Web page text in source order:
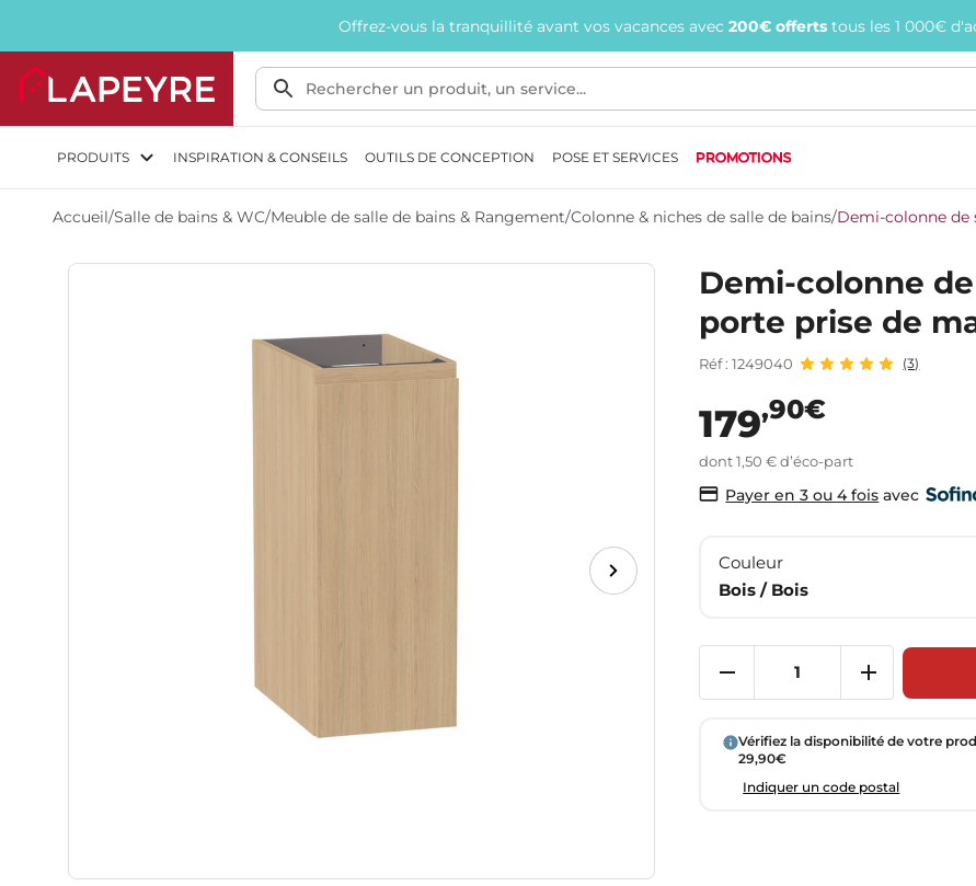
Offrez-vous la tranquillité avant vos vacances avec 200€ offerts tous les 1 000€
PRODUITS INSPIRATION & CONSEILS OUTILS DE CONCEPTION POSE ET SERVICES PROMOTIONS
Accueil/Salle de bains & WC/Meuble de salle de bains & Rangement/Colonne & niches de salle de bains/Demi-colonne de
Demi-colonne
porte prise de
Réf : 1249040 (3)
179,90€
dont 1,50 € d’éco-part
Payer en 3 ou 4 fois avec
Couleur
Bois / Bois
Vérifiez la disponibilité de votre
29,90€
Indiquer un code postal